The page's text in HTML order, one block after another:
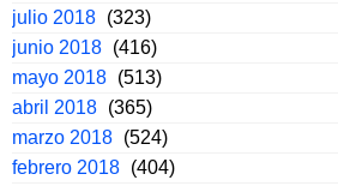
julio 2018 (323)
junio 2018 (416)
mayo 2018 (513)
abril 2018 (365)
marzo 2018 (524)
febrero 2018 (404)